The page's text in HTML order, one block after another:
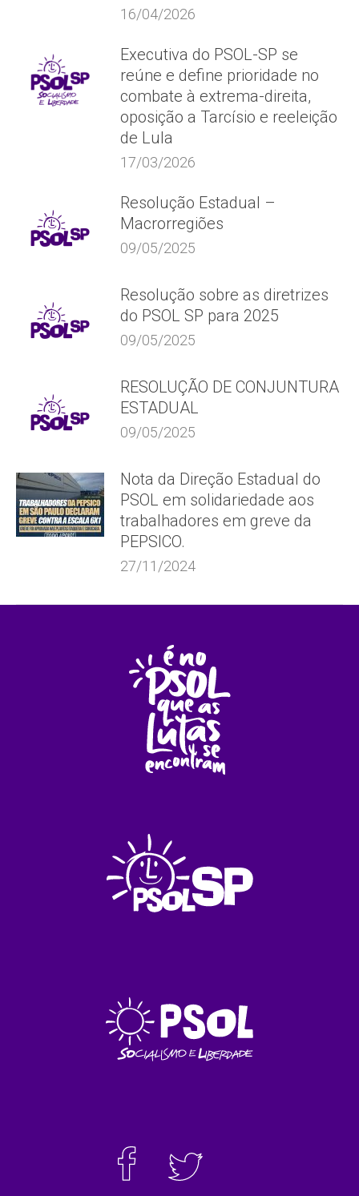
16/04/2026
Executiva do PSOL-SP se
reúne e define prioridade no
combate à extrema-direita,
oposição a Tarcísio e reeleição
de Lula
17/03/2026
Resolução Estadual –
Macrorregiões
09/05/2025
Resolução sobre as diretrizes
do PSOL SP para 2025
09/05/2025
RESOLUÇÃO DE CONJUNTURA
ESTADUAL
09/05/2025
Nota da Direção Estadual do
PSOL em solidariedade aos
trabalhadores em greve da
PEPSICO.
27/11/2024